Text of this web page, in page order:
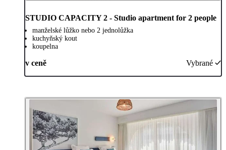
STUDIO CAPACITY 2 - Studio apartment for 2 people
manželské lůžko nebo 2 jednolůžka
kuchyňský kout
koupelna
v ceně Vybrané